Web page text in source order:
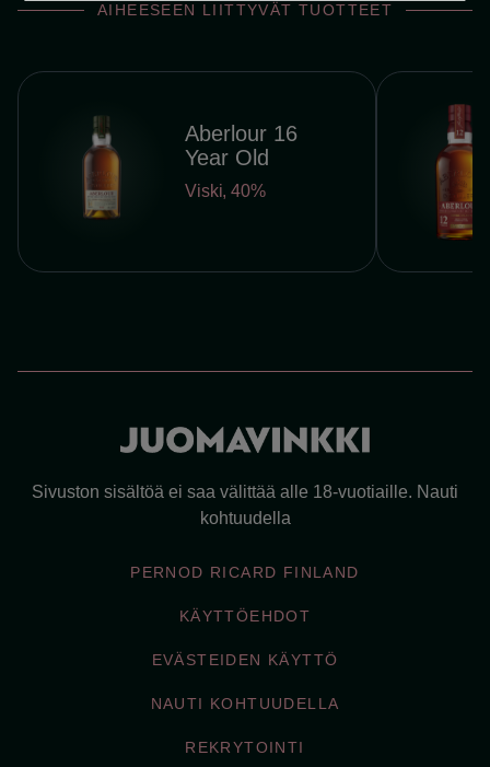
AIHEESEEN LIITTYVÄT TUOTTEET
Aberlour 16
Year Old
Viski, 40%
Sivuston sisältöä ei saa välittää alle 18-vuotiaille. Nauti
kohtuudella
PERNOD RICARD FINLAND
KÄYTTÖEHDOT
EVÄSTEIDEN KÄYTTÖ
NAUTI KOHTUUDELLA
REKRYTOINTI